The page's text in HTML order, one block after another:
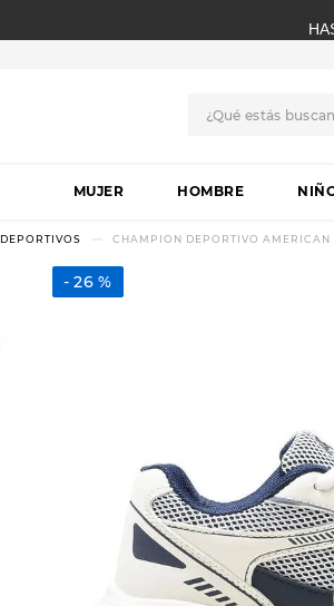
MUJER HOMBRE
DEPORTIVOS CHAMPION DEPORTIVO AMERICAN
26 %
1.
botas
2.
skechers
3.
hitec
slip-ins
botas dama